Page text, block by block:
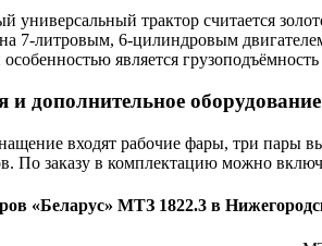
универсальный трактор считается
7-литровым, 6-цилиндровым
является
и дополнительное оборудование
входят рабочие фары, три пары
По заказу в комплектацию можно
«Беларус» МТЗ 1822.3 в